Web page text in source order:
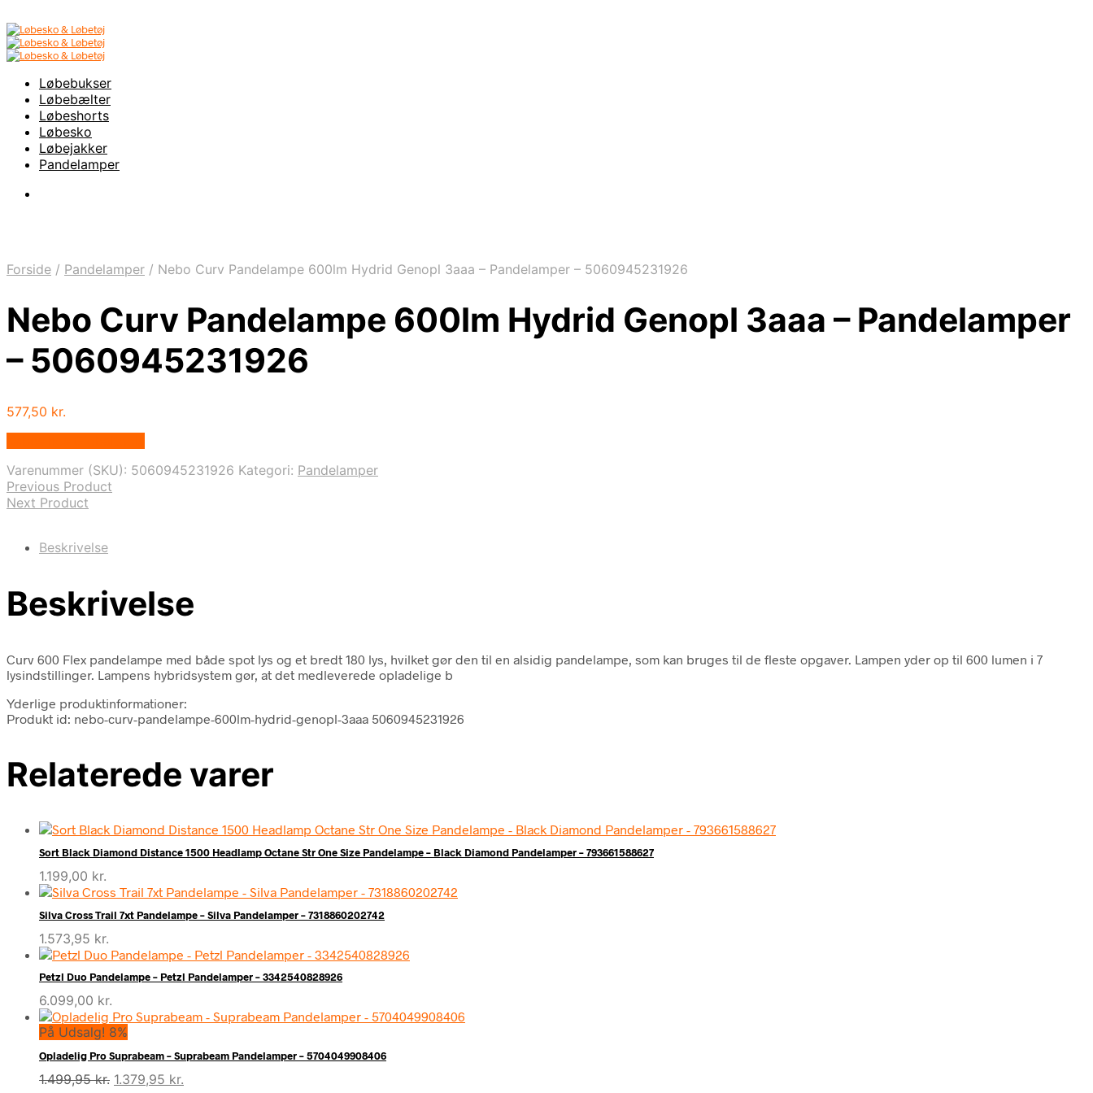
Løbebukser
Løbebælter
Løbeshorts
Løbesko
Løbejakker
Pandelamper
Forside / Pandelamper / Nebo Curv Pandelampe 600lm Hydrid Genopl 3aaa – Pandelamper – 5060945231926
Nebo Curv Pandelampe 600lm Hydrid Genopl 3aaa – Pandelamper
– 5060945231926
577,50 kr.
Varenummer (SKU): 5060945231926 Kategori: Pandelamper
Previous Product
Next Product
Beskrivelse
Beskrivelse
Curv 600 Flex pandelampe med både spot lys og et bredt 180 lys, hvilket gør den til en alsidig pandelampe, som kan bruges til de fleste opgaver. Lampen yder op til 600 lumen i 7
lysindstillinger. Lampens hybridsystem gør, at det medleverede opladelige b
Yderlige produktinformationer:
Produkt id: nebo-curv-pandelampe-600lm-hydrid-genopl-3aaa 5060945231926
Relaterede varer
Sort Black Diamond Distance 1500 Headlamp Octane Str One Size Pandelampe – Black Diamond Pandelamper – 793661588627
1.199,00 kr.
Silva Cross Trail 7xt Pandelampe – Silva Pandelamper – 7318860202742
1.573,95 kr.
Petzl Duo Pandelampe – Petzl Pandelamper – 3342540828926
6.099,00 kr.
På Udsalg! 8%
Opladelig Pro Suprabeam – Suprabeam Pandelamper – 5704049908406
1.499,95kr. Den
1.379,95 kr.